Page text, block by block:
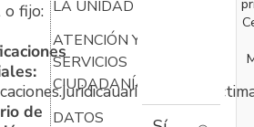
o fijo:
de
LA UNIDAD
ATENCIÓN Y
SERVICIOS
CIUDADANÍA
DATOS